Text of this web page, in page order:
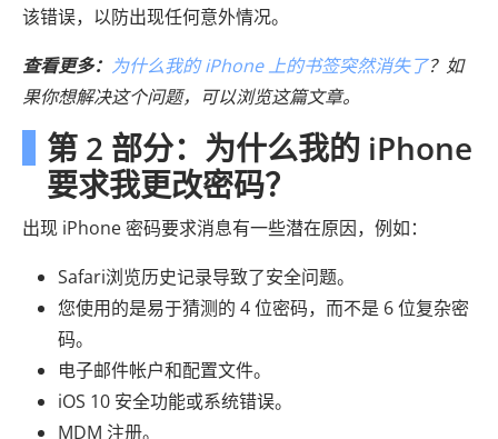
该错误，以防出现任何意外情况。
查看更多： 为什么我的 iPhone 上的书签突然消失了？如
果你想解决这个问题，可以浏览这篇文章。
第 2 部分：为什么我的 iPhone
要求我更改密码？
出现 iPhone 密码要求消息有一些潜在原因，例如：
Safari浏览历史记录导致了安全问题。
您使用的是易于猜测的 4 位密码，而不是 6 位复杂密
码。
电子邮件帐户和配置文件。
iOS 10 安全功能或系统错误。
MDM 注册。